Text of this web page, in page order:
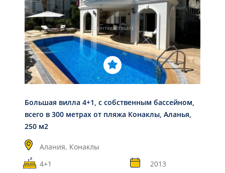
Большая вилла 4+1, с собственным бассейном,
всего в 300 метрах от пляжа Конаклы, Аланья,
250 м2
Алания, Конаклы
4+1
2013